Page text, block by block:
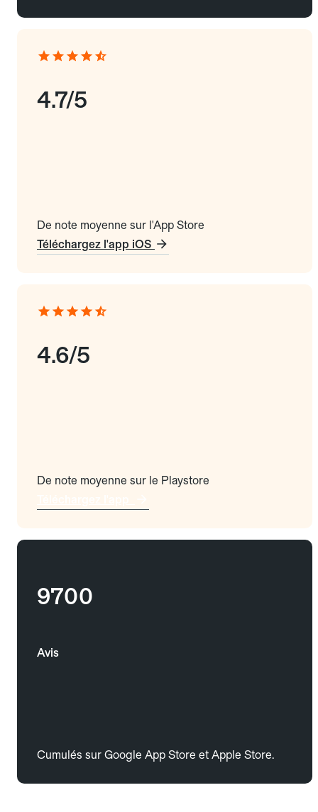
4.7/5
De note moyenne sur l'App Store
Téléchargez l'app iOS
4.6/5
De note moyenne sur le Playstore
9700
Avis
Cumulés sur Google App Store et Apple Store.